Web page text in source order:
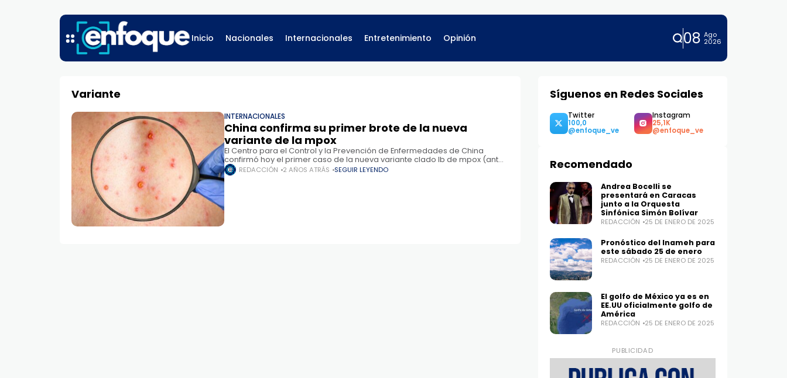
Inicio Nacionales Internacionales Entretenimiento Opinión 08 Ago
2026
Variante
INTERNACIONALES
China confirma su primer brote de la nueva
variante de la mpox
El Centro para el Control y la Prevención de Enfermedades de China
confirmó hoy el primer caso de la nueva variante clado Ib de mpox (antes
conocida como viruela del
REDACCIÓN 2 AÑOS ATRÁS SEGUIR LEYENDO
Síguenos en Redes Sociales
Twitter
100,0
Recomendado
Andrea Bocelli se
presentará en Caracas
junto a la Orquesta
Sinfónica Simón Bolívar
REDACCIÓN 25 DE ENERO DE 2025
Pronóstico del Inameh para
este sábado 25 de enero
REDACCIÓN 25 DE ENERO DE 2025
El golfo de México ya es en
EE.UU oficialmente golfo de
América
REDACCIÓN 25 DE ENERO DE 2025
PUBLICIDAD